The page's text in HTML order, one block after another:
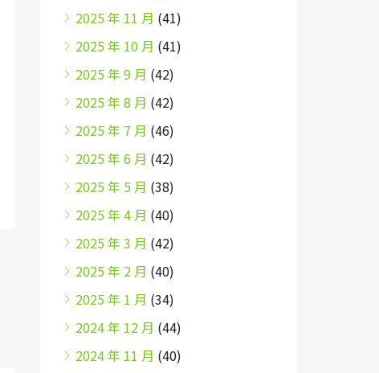
2025 年 11 月 (41)
2025 年 10 月 (41)
2025 年 9 月 (42)
2025 年 8 月 (42)
2025 年 7 月 (46)
2025 年 6 月 (42)
2025 年 5 月 (38)
2025 年 4 月 (40)
2025 年 3 月 (42)
2025 年 2 月 (40)
2025 年 1 月 (34)
2024 年 12 月 (44)
2024 年 11 月 (40)